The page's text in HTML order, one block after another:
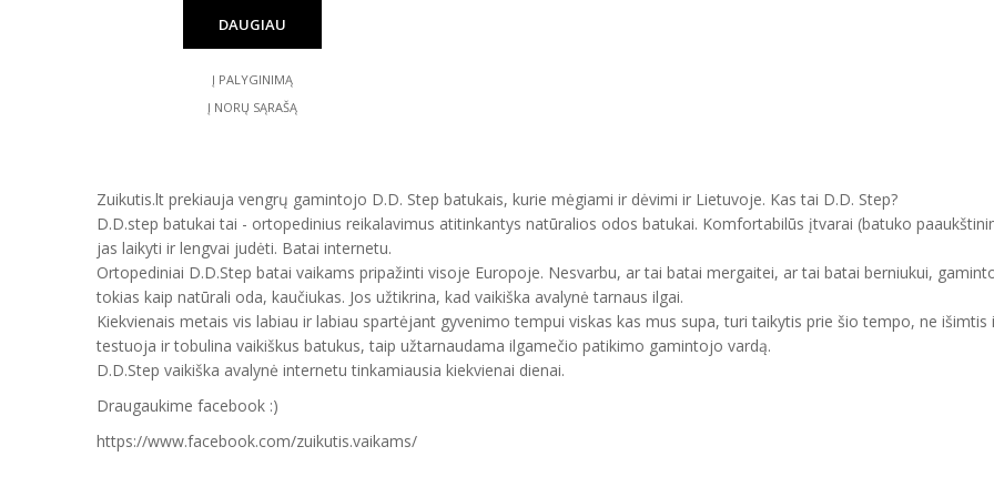
DAUGIAU
Į PALYGINIMĄ
Į NORŲ SĄRAŠĄ
Zuikutis.lt prekiauja vengrų gamintojo D.D. Step batukais, kurie mėgiami ir dėvimi ir Lietuvoje. Kas tai D.D. Step?
D.D.step batukai tai - ortopedinius reikalavimus atitinkantys natūralios odos batukai. Komfortabilūs įtvarai (batuko
jas laikyti ir lengvai judėti. Batai internetu.
Ortopediniai D.D.Step batai vaikams pripažinti visoje Europoje. Nesvarbu, ar tai batai mergaitei, ar tai batai berniukui,
tokias kaip natūrali oda, kaučiukas. Jos užtikrina, kad vaikiška avalynė tarnaus ilgai.
Kiekvienais metais vis labiau ir labiau spartėjant gyvenimo tempui viskas kas mus supa, turi taikytis prie šio tempo, ne
testuoja ir tobulina vaikiškus batukus, taip užtarnaudama ilgamečio patikimo gamintojo vardą.
D.D.Step vaikiška avalynė internetu tinkamiausia kiekvienai dienai.
Draugaukime facebook :)
https://www.facebook.com/zuikutis.vaikams/